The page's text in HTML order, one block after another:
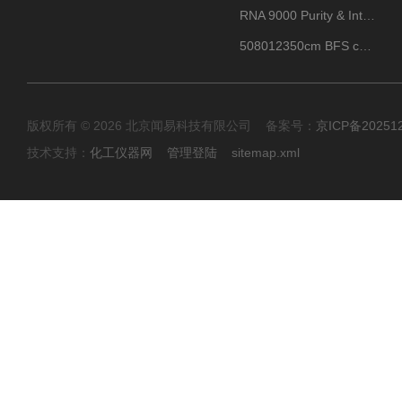
版权所有 © 2026 北京闻易科技有限公司 备案号： 京ICP备
技术支持： 化工仪器网 管理登陆 sitemap.xml